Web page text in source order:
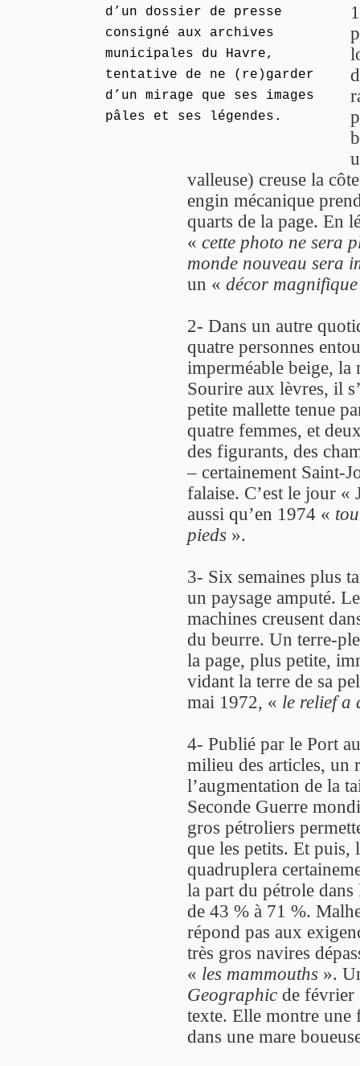
d’un dossier de presse
consigné aux archives
municipales du Havre,
tentative de ne (re)garder
d’un mirage que ses images
pâles et ses légendes.
valleuse) creuse la
engin mécanique
quarts de la page. En
« cette photo ne sera
monde nouveau sera
un « décor magnifique
2- Dans un autre
quatre personnes
imperméable beige, la
Sourire aux lèvres, il
petite mallette tenue
quatre femmes, et
des figurants, des
– certainement Saint-
falaise. C’est le jour «
aussi qu’en 1974 «
pieds ».
3- Six semaines plus
un paysage amputé.
machines creusent
du beurre. Un terre-
la page, plus petite,
vidant la terre de sa
mai 1972, « le relief a
4- Publié par le Port
milieu des articles, un
l’augmentation de la
Seconde Guerre
gros pétroliers
que les petits. Et puis,
quadruplera
la part du pétrole
de 43 % à 71 %.
répond pas aux
très gros navires
« les mammouths ».
Geographic de février
texte. Elle montre une
dans une mare